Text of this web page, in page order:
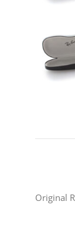
Original